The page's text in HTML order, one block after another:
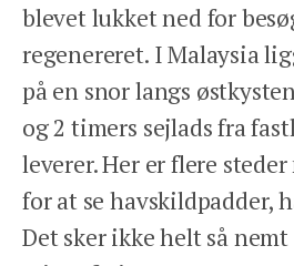
blevet lukket ned for
regenereret. I Malaysia
på en snor langs
og 2 timers sejlads fra
leverer. Her er flere
for at se havskildpadder,
Det sker ikke helt så
Tlf: 78 78